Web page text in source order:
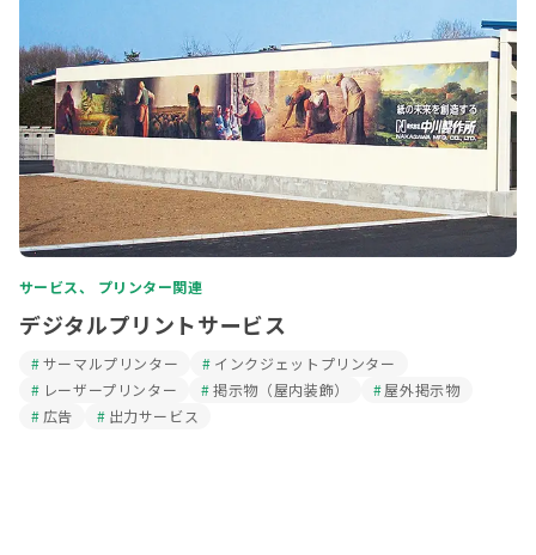
サービス、 プリンター関連
デジタルプリントサービス
サーマルプリンター
インクジェットプリンター
レーザープリンター
掲示物（屋内装飾）
屋外掲示物
広告
出力サービス